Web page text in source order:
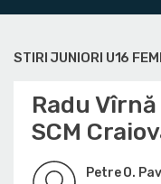
STIRI JUNIORI U16
Radu
SCM
Petre O.